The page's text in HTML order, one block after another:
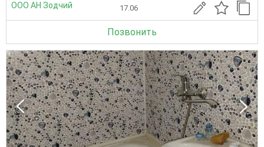
ООО АН Зодчий 17.06
Позвонить